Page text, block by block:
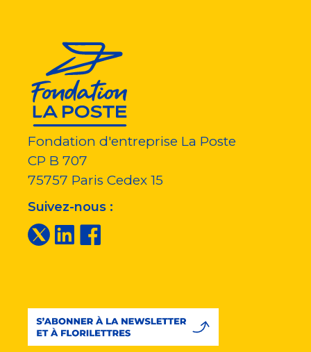
Fondation d'entreprise La Poste
CP B 707
75757 Paris Cedex 15
Suivez-nous :